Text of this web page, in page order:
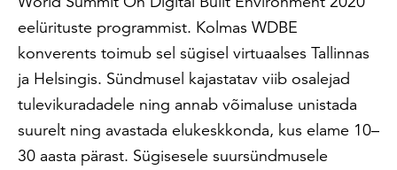
eelürituste programmist. Kolmas WDBE
konverents toimub sel sügisel virtuaalses Tallinnas
ja Helsingis. Sündmusel kajastatav viib osalejad
tulevikuradadele ning annab võimaluse unistada
suurelt ning avastada elukeskkonda, kus elame 10–
30 aasta pärast. Sügisesele suursündmusele